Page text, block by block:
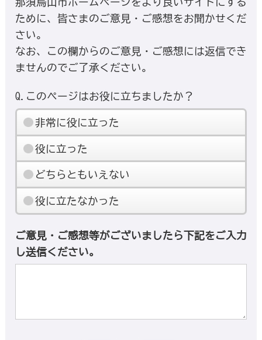
ために、皆さまのご意見・ご感想をお聞かせくだ
さい。
なお、この欄からのご意見・ご感想には返信でき
ませんのでご了承ください。
Q.このページはお役に立ちましたか？
非常に役に立った
役に立った
どちらともいえない
役に立たなかった
ご意見・ご感想等がございましたら下記をご入力
し送信ください。